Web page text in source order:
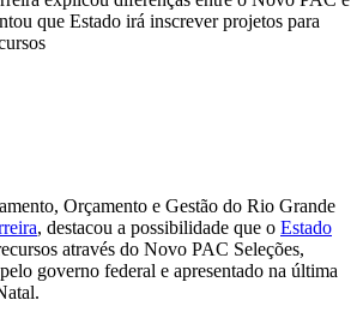
que Estado irá inscrever projetos para
Orçamento e Gestão do Rio Grande
, destacou a possibilidade que o Estado
através do Novo PAC Seleções,
governo federal e apresentado na última